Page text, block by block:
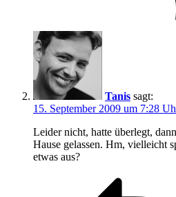
Tanis sagt:
15. September 2009 um 7:28
Leider nicht, hatte überlegt,
Hause gelassen. Hm, vielleicht
etwas aus?